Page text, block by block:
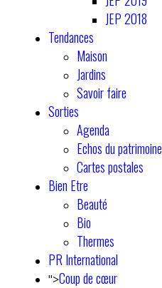
JEP 2018
Tendances
Maison
Jardins
Savoir faire
Sorties
Agenda
Echos du patrimoine
Cartes postales
Bien Etre
Beauté
Bio
Thermes
PR International
">Coup de cœur